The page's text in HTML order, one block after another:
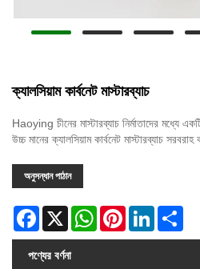
ক্যালসিয়াম কার্বনেট মাস্টারব্যাচ
Haoying চীনের মাস্টারব্যাচ নির্মাতাদের মধ্যে
উচ্চ মানের ক্যালসিয়াম কার্বনেট মাস্টারব্যাচ সরবরাহ
অনুসন্ধান পাঠান
Facebook
X WhatsAppPinterestLinkedIn
পণ্যের বর্ণনা